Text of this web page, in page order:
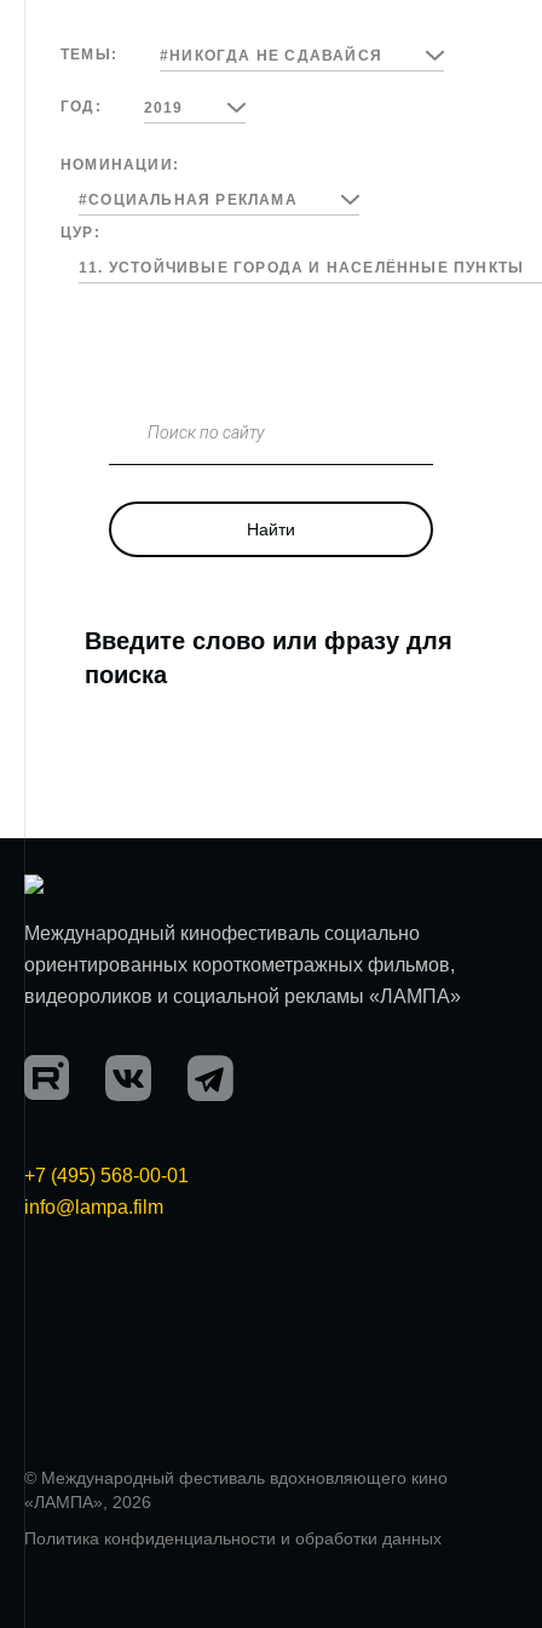
ТЕМЫ: #НИКОГДА НЕ СДАВАЙСЯ
ГОД: 2019
НОМИНАЦИИ:
#СОЦИАЛЬНАЯ РЕКЛАМА
ЦУР:
11. УСТОЙЧИВЫЕ ГОРОДА И НАСЕЛЁННЫЕ ПУНКТЫ
Поиск по сайту
Найти
Введите слово или фразу для
поиска
Международный кинофестиваль социально
ориентированных короткометражных фильмов,
видеороликов и социальной рекламы «ЛАМПА»
+7 (495) 568-00-01
info@lampa.film
© Международный фестиваль вдохновляющего кино
«ЛАМПА», 2026
Политика конфиденциальности и обработки данных